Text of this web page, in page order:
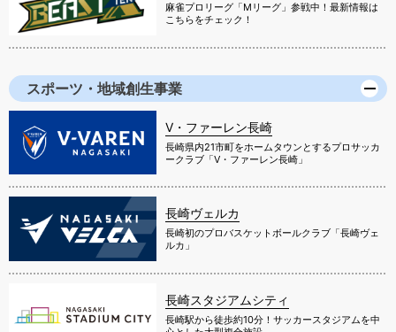
麻雀プロリーグ「Mリーグ」参戦中！最新情報は
こちらをチェック！
スポーツ・地域創生事業
V・ファーレン長崎
長崎県内21市町をホームタウンとするプロサッカ
ークラブ「V・ファーレン長崎」
長崎ヴェルカ
長崎初のプロバスケットボールクラブ「長崎ヴェ
ルカ」
長崎スタジアムシティ
長崎駅から徒歩約10分！サッカースタジアムを中